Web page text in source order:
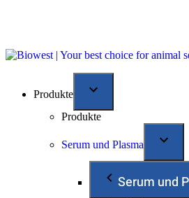
Produkte
Produkte
Serum und Plasma
Serum und